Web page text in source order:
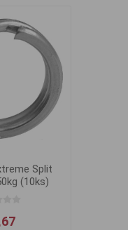
Split
(10ks)